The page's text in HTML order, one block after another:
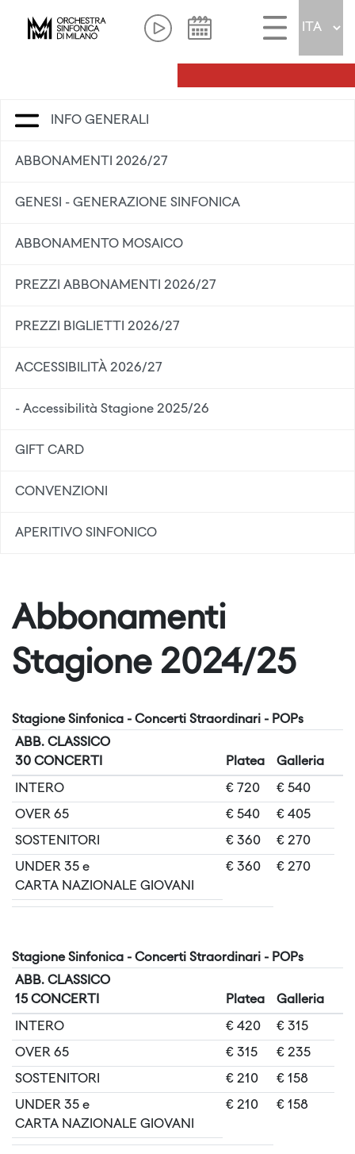
INFO GENERALI
ABBONAMENTI 2026/27
GENESI - GENERAZIONE SINFONICA
ABBONAMENTO MOSAICO
PREZZI ABBONAMENTI 2026/27
PREZZI BIGLIETTI 2026/27
ACCESSIBILITÀ 2026/27
- Accessibilità Stagione 2025/26
GIFT CARD
CONVENZIONI
APERITIVO SINFONICO
Abbonamenti
Stagione 2024/25
Stagione Sinfonica - Concerti Straordinari - POPs
ABB. CLASSICO
30 CONCERTI
Platea Galleria
INTERO € 720 € 540
OVER 65 € 540 € 405
SOSTENITORI € 360 € 270
UNDER 35 e
CARTA NAZIONALE GIOVANI
€ 360 € 270
Stagione Sinfonica - Concerti Straordinari - POPs
ABB. CLASSICO
15 CONCERTI
Platea Galleria
INTERO € 420 € 315
OVER 65 € 315 € 235
SOSTENITORI € 210 € 158
UNDER 35 e
CARTA NAZIONALE GIOVANI
€ 210 € 158